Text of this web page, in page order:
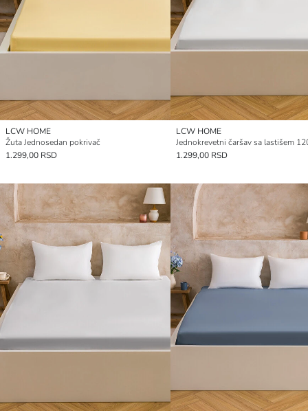
LCW HOME
Žuta Jednosedan pokrivač
1.299,00 RSD
LCW HOME
1.299,00 RSD